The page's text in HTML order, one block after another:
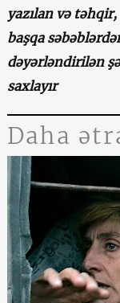
yazılan və təhqir,
başqa
dəyərləndirilən
saxlayır
Daha